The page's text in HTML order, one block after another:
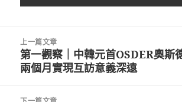
上一篇文章
上
一
文
第一觀察｜中韓元首OSDER奧斯
兩個月實現互訪意義深遠